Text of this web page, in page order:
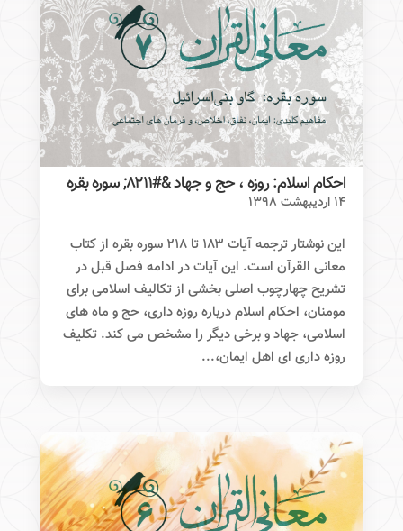
احکام اسلام: روزه ، حج و جهاد &#۸۲۱۱; سوره بقره
۱۴ اردیبهشت ۱۳۹۸
این نوشتار ترجمه آیات ۱۸۳ تا ۲۱۸ سوره بقره از کتاب
معانی القرآن است. این آیات در ادامه فصل قبل در
تشریح چهارچوب اصلی بخشی از تکالیف اسلامی برای
مومنان، احکام اسلام درباره روزه داری، حج و ماه های
اسلامی، جهاد و برخی دیگر را مشخص می کند. تکلیف
روزه داری ای اهل ایمان،...